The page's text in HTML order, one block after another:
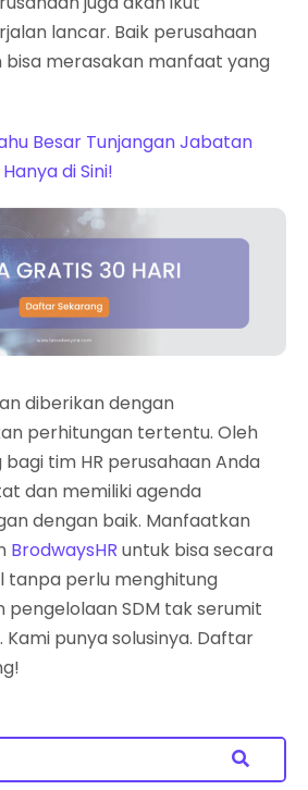
lancar. Baik perusahaan
bisa merasakan manfaat yang
Besar Tunjangan Jabatan
di Sini!
diberikan dengan
perhitungan tertentu. Oleh
tim HR perusahaan Anda
dan memiliki agenda
dengan baik. Manfaatkan
BrodwaysHR untuk bisa secara
tanpa perlu menghitung
pengelolaan SDM tak serumit
punya solusinya. Daftar